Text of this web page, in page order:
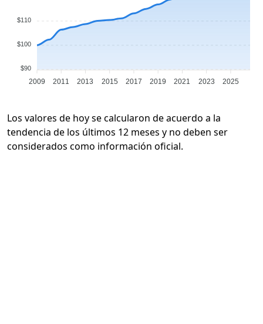
$110
$100
$90
2009 2011 2013 2015 2017 2019 2021 2023 2025
Los valores de hoy se calcularon de acuerdo a la
tendencia de los últimos 12 meses y no deben ser
considerados como información oficial.